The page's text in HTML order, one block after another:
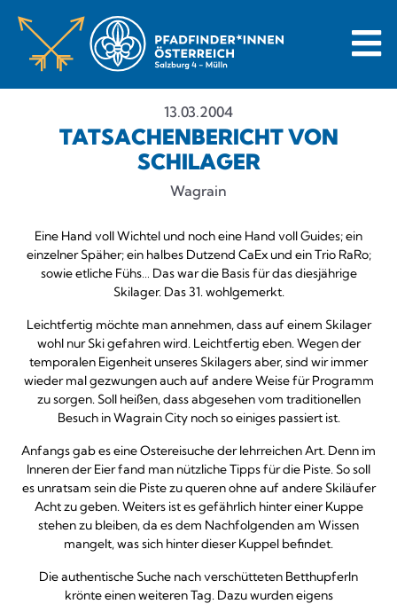
13.03.2004
TATSACHENBERICHT VON
SCHILAGER
Wagrain
Eine Hand voll Wichtel und noch eine Hand voll Guides; ein
einzelner Späher; ein halbes Dutzend CaEx und ein Trio RaRo;
sowie etliche Fühs… Das war die Basis für das diesjährige
Skilager. Das 31. wohlgemerkt.
Leichtfertig möchte man annehmen, dass auf einem Skilager
wohl nur Ski gefahren wird. Leichtfertig eben. Wegen der
temporalen Eigenheit unseres Skilagers aber, sind wir immer
wieder mal gezwungen auch auf andere Weise für Programm
zu sorgen. Soll heißen, dass abgesehen vom traditionellen
Besuch in Wagrain City noch so einiges passiert ist.
Anfangs gab es eine Ostereisuche der lehrreichen Art. Denn im
Inneren der Eier fand man nützliche Tipps für die Piste. So soll
es unratsam sein die Piste zu queren ohne auf andere Skiläufer
Acht zu geben. Weiters ist es gefährlich hinter einer Kuppe
stehen zu bleiben, da es dem Nachfolgenden am Wissen
mangelt, was sich hinter dieser Kuppel befindet.
Die authentische Suche nach verschütteten Betthupferln
krönte einen weiteren Tag. Dazu wurden eigens